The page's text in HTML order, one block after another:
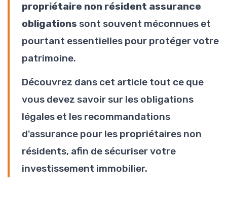
propriétaire non résident assurance
obligations sont souvent méconnues et
pourtant essentielles pour protéger votre
patrimoine.
Découvrez dans cet article tout ce que
vous devez savoir sur les obligations
légales et les recommandations
d'assurance pour les propriétaires non
résidents, afin de sécuriser votre
investissement immobilier.